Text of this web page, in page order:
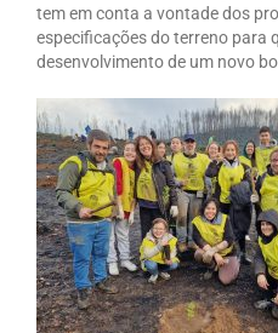
tem em conta a vontade dos
especificações do terreno para
desenvolvimento de um novo